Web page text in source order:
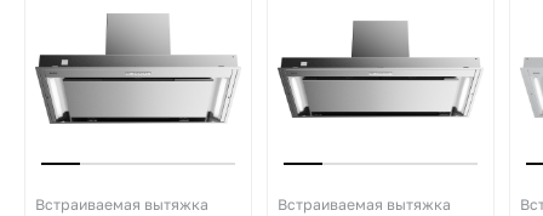
Встраиваемая вытяжка Встраиваемая вытяжка